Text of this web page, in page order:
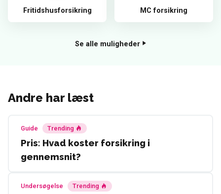
Fritidshusforsikring MC forsikring
Se alle muligheder
Andre har læst
Guide Trending
Pris: Hvad koster forsikring i
gennemsnit?
Undersøgelse Trending